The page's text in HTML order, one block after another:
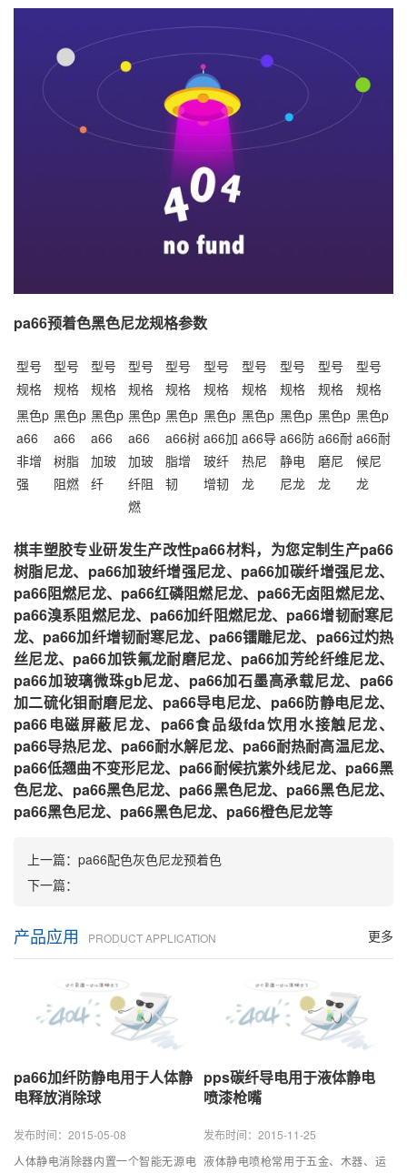
pa66预着色黑色尼龙规格参数
型号
规格
型号
规格
型号
规格
型号
规格
型号
规格
型号
规格
型号
规格
型号
规格
型号
规格
型号
规格
黑色p
a66
非增
强
黑色p
a66
树脂
阻燃
黑色p
a66
加玻
纤
黑色p
a66
加玻
纤阻
燃
黑色p
a66树
脂增
韧
黑色p
a66加
玻纤
增韧
黑色p
a66导
热尼
龙
黑色p
a66防
静电
尼龙
黑色p
a66耐
磨尼
龙
黑色p
a66耐
候尼
龙
棋丰塑胶专业研发生产改性pa66材料，为您定制生产pa66
树脂尼龙、pa66加玻纤增强尼龙、pa66加碳纤增强尼龙、
pa66阻燃尼龙、pa66红磷阻燃尼龙、pa66无卤阻燃尼龙、
pa66溴系阻燃尼龙、pa66加纤阻燃尼龙、pa66增韧耐寒尼
龙、pa66加纤增韧耐寒尼龙、pa66镭雕尼龙、pa66过灼热
丝尼龙、pa66加铁氟龙耐磨尼龙、pa66加芳纶纤维尼龙、
pa66加玻璃微珠gb尼龙、pa66加石墨高承载尼龙、pa66
加二硫化钼耐磨尼龙、pa66导电尼龙、pa66防静电尼龙、
pa66电磁屏蔽尼龙、pa66食品级fda饮用水接触尼龙、
pa66导热尼龙、pa66耐水解尼龙、pa66耐热耐高温尼龙、
pa66低翘曲不变形尼龙、pa66耐候抗紫外线尼龙、pa66黑
色尼龙、pa66黑色尼龙、pa66黑色尼龙、pa66黑色尼龙、
pa66黑色尼龙、pa66黑色尼龙、pa66橙色尼龙等
上一篇： pa66配色灰色尼龙预着色
下一篇：
更多
产品应用 PRODUCT APPLICATION
pa66加纤防静电用于人体静
电释放消除球
发布时间：2015-05-08
人体静电消除器内置一个智能无源电
pps碳纤导电用于液体静电
喷漆枪嘴
发布时间：2015-11-25
液体静电喷枪常用于五金、木器、运